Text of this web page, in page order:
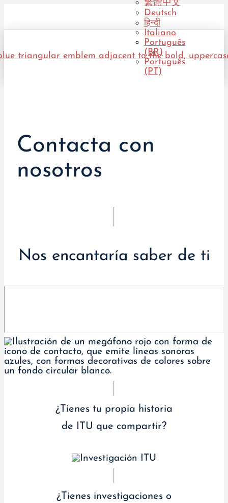
繁體中文
Deutsch
हिन्दी
Italiano
Português
(BR)
Português
(PT)
Contacta con
nosotros
Nos encantaría saber de ti
¿Tienes tu propia historia
de ITU que compartir?
¿Tienes investigaciones o